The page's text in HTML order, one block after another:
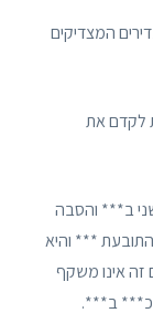
המצדיקים
לקדם את
ב*** והסבה
כ-8 שנים. כיום התובעת *** והיא
סכום זה אינו משקף
כ*** ב***.